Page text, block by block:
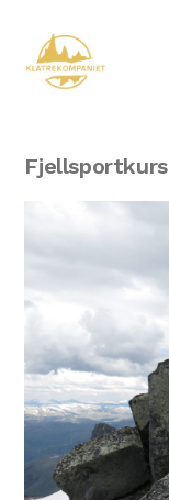
Fjellsportkurs